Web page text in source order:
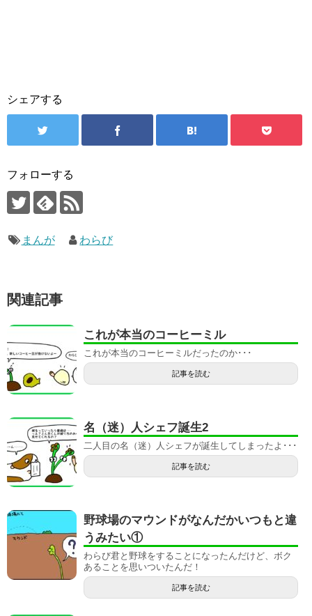
シェアする
フォローする
まんが わらび
関連記事
これが本当のコーヒーミル
これが本当のコーヒーミルだったのか･･･
記事を読む
名（迷）人シェフ誕生2
二人目の名（迷）人シェフが誕生してしまったよ･･･
記事を読む
野球場のマウンドがなんだかいつもと違
うみたい①
わらび君と野球をすることになったんだけど、ボク
あることを思いついたんだ！
記事を読む